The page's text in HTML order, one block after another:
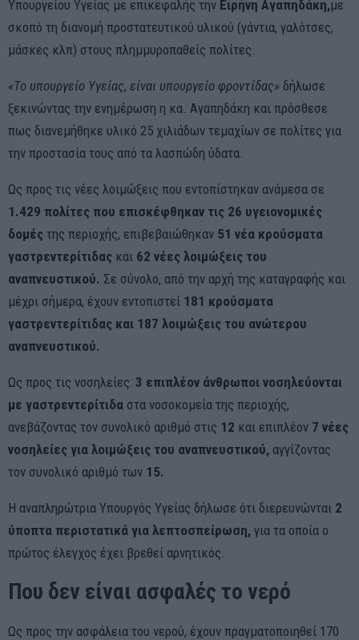
Υπουργείου Υγείας με επικεφαλής την Ειρήνη Αγαπηδάκη,με
σκοπό τη διανομή προστατευτικού υλικού (γάντια, γαλότσες,
μάσκες κλπ) στους πλημμυροπαθείς πολίτες.
«Το υπουργείο Υγείας, είναι υπουργείο φροντίδας» δήλωσε
ξεκινώντας την ενημέρωση η κα. Αγαπηδάκη και πρόσθεσε
πως διανεμήθηκε υλικό 25 χιλιάδων τεμαχίων σε πολίτες για
την προστασία τους από τα λασπώδη ύδατα.
Ως προς τις νέες λοιμώξεις που εντοπίστηκαν ανάμεσα σε
1.429 πολίτες που επισκέφθηκαν τις 26 υγειονομικές
δομές της περιοχής, επιβεβαιώθηκαν 51 νέα κρούσματα
γαστρεντερίτιδας και 62 νέες λοιμώξεις του
αναπνευστικού. Σε σύνολο, από την αρχή της καταγραφής και
μέχρι σήμερα, έχουν εντοπιστεί 181 κρούσματα
γαστρεντερίτιδας και 187 λοιμώξεις του ανώτερου
αναπνευστικού.
Ως προς τις νοσηλείες: 3 επιπλέον άνθρωποι νοσηλεύονται
με γαστρεντερίτιδα στα νοσοκομεία της περιοχής,
ανεβάζοντας τον συνολικό αριθμό στις 12 και επιπλέον 7 νέες
νοσηλείες για λοιμώξεις του αναπνευστικού, αγγίζοντας
τον συνολικό αριθμό των 15.
Η αναπληρώτρια Υπουργός Υγείας δήλωσε ότι διερευνώνται 2
ύποπτα περιστατικά για λεπτοσπείρωση, για τα οποία ο
πρώτος έλεγχος έχει βρεθεί αρνητικός.
Που δεν είναι ασφαλές το νερό
Ως προς την ασφάλεια του νερού, έχουν πραγματοποιηθεί 170